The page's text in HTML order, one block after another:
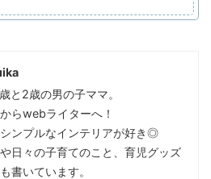
と2歳の男の子ママ。
らwebライターへ！
ンプルなインテリアが好き◎
日々の子育てのこと、育児グッズ
書いています。